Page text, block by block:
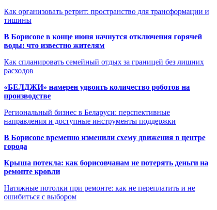
Как организовать ретрит: пространство для трансформации и
тишины
В Борисове в конце июня начнутся отключения горячей
воды: что известно жителям
Как спланировать семейный отдых за границей без лишних
расходов
«БЕЛДЖИ» намерен удвоить количество роботов на
производстве
Региональный бизнес в Беларуси: перспективные
направления и доступные инструменты поддержки
В Борисове временно изменили схему движения в центре
города
Крыша потекла: как борисовчанам не потерять деньги на
ремонте кровли
Натяжные потолки при ремонте: как не переплатить и не
ошибиться с выбором